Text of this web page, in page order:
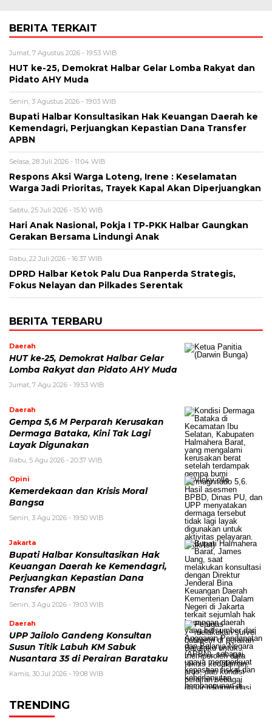
BERITA TERKAIT
Jumat, 7 Agustus 2026 - 19:53 WIB
HUT ke-25, Demokrat Halbar Gelar Lomba Rakyat dan
Pidato AHY Muda
Senin, 3 Agustus 2026 - 19:03 WIB
Bupati Halbar Konsultasikan Hak Keuangan Daerah ke
Kemendagri, Perjuangkan Kepastian Dana Transfer
APBN
Selasa, 28 Juli 2026 - 11:04 WIB
Respons Aksi Warga Loteng, Irene : Keselamatan
Warga Jadi Prioritas, Trayek Kapal Akan Diperjuangkan
Sabtu, 25 Juli 2026 - 15:10 WIB
Hari Anak Nasional, Pokja I TP-PKK Halbar Gaungkan
Gerakan Bersama Lindungi Anak
Rabu, 22 Juli 2026 - 16:37 WIB
DPRD Halbar Ketok Palu Dua Ranperda Strategis,
Fokus Nelayan dan Pilkades Serentak
BERITA TERBARU
Daerah
HUT ke-25, Demokrat Halbar Gelar
Lomba Rakyat dan Pidato AHY Muda
Jumat, 7 Agu 2026 - 19:53 WIB
Daerah
Gempa 5,6 M Perparah Kerusakan
Dermaga Bataka, Kini Tak Lagi
Layak Digunakan
Rabu, 5 Agu 2026 - 20:37 WIB
Opini
Kemerdekaan dan Krisis Moral
Bangsa
Senin, 3 Agu 2026 - 19:50 WIB
Jakarta
Bupati Halbar Konsultasikan Hak
Keuangan Daerah ke Kemendagri,
Perjuangkan Kepastian Dana
Transfer APBN
Senin, 3 Agu 2026 - 19:03 WIB
Daerah
UPP Jailolo Gandeng Konsultan
Susun Titik Labuh KM Sabuk
Nusantara 35 di Perairan Barataku
Kamis, 30 Jul 2026 - 19:08 WIB
TRENDING